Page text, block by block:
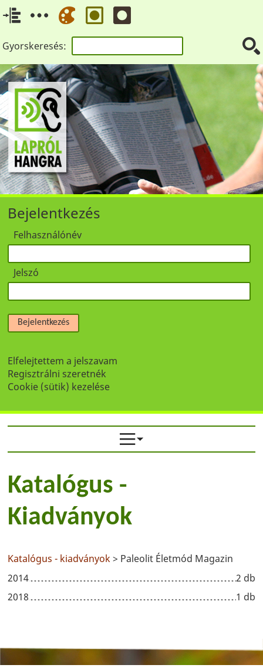
Gyorskeresés:
Bejelentkezés
Felhasználónév
Jelszó
Bejelentkezés
Elfelejtettem a jelszavam
Regisztrálni szeretnék
Cookie (sütik) kezelése
Katalógus -
Kiadványok
Katalógus - kiadványok> Paleolit Életmód Magazin
2014
2 db
2018
1 db